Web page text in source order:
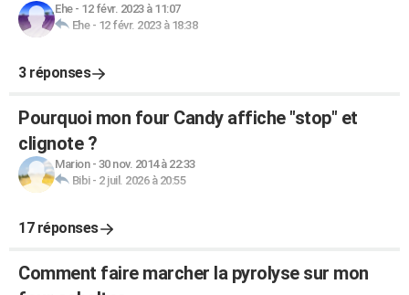
Ehe- 12 févr. 2023 à 11:07
Ehe- 12 févr. 2023 à 18:38
3 réponses
Pourquoi mon four Candy affiche "stop" et
clignote ?
Marion- 30 nov. 2014 à 22:33
Bibi- 2 juil. 2026 à 20:55
17 réponses
Comment faire marcher la pyrolyse sur mon